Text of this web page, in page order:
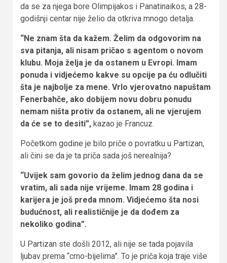
da se za njega bore Olimpijakos i Panatinaikos, a 28-
godišnji centar nije želio da otkriva mnogo detalja.
“Ne znam šta da kažem. Želim da odgovorim na
sva pitanja, ali nisam pričao s agentom o novom
klubu. Moja želja je da ostanem u Evropi. Imam
ponuda i vidjećemo kakve su opcije pa ću odlučiti
šta je najbolje za mene. Vrlo vjerovatno napuštam
Fenerbahče, ako dobijem novu dobru ponudu
nemam ništa protiv da ostanem, ali ne vjerujem
da će se to desiti”, kazao je Francuz.
Početkom godine je bilo priče o povratku u Partizan,
ali čini se da je ta priča sada još nerealnija?
“Uvijek sam govorio da želim jednog dana da se
vratim, ali sada nije vrijeme. Imam 28 godina i
karijera je još preda mnom. Vidjećemo šta nosi
budućnost, ali realističnije je da dođem za
nekoliko godina”.
U Partizan ste došli 2012, ali nije se tada pojavila
ljubav prema “crno-bijelima”. To je priča koja traje više